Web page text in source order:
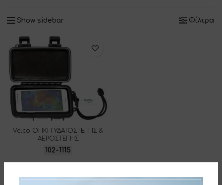
Show sidebar Φίλτρα
Velco ΘΗΚΗ ΥΔΑΤΟΣΤΕΓΗΣ &
ΑΕΡΟΣΤΕΓΗΣ
102-1115